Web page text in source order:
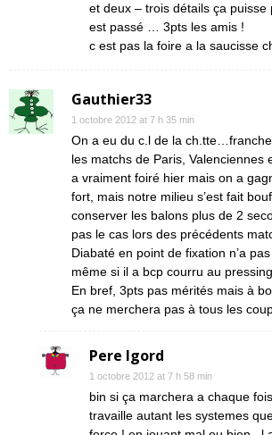
et deux – trois détails ça
est passé … 3pts les amis !
c est pas la foire a la saucisse
Gauthier33
1 octobre 2012 at 7 h 35 min
On a eu du c.l de la
les matchs de Paris, Valenciennes
a vraiment foiré hier mais on a
fort, mais notre milieu s’est fait
conserver les balons plus de 2
pas le cas lors des précédents
Diabaté en point de fixation n’a
même si il a bcp courru au
En bref, 3pts pas mérités mais à
ça ne merchera pas à tous les
Pere Igord
1 octobre 2012 at 7 h 58 min
bin si ça marchera a chaque
travaille autant les systemes